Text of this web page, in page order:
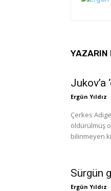
YAZARIN
Jukov’a
Ergün Yıldız -
Çerkes
öldürülmüş olarak
bilinmeyen
Sürgün
Ergün Yıldız -